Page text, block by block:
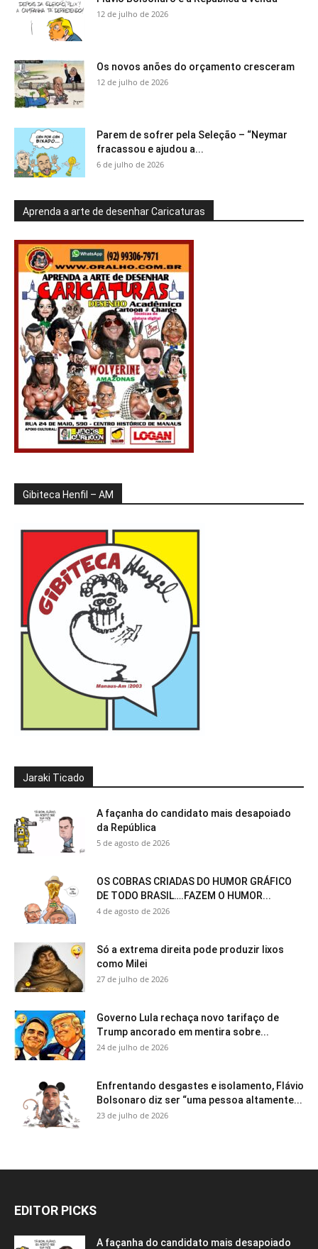
12 de julho de 2026
Os novos anões do orçamento cresceram
12 de julho de 2026
Parem de sofrer pela Seleção – “Neymar
fracassou e ajudou a...
6 de julho de 2026
Aprenda a arte de desenhar Caricaturas
Gibiteca Henfil – AM
Jaraki Ticado
A façanha do candidato mais desapoiado
da República
5 de agosto de 2026
OS COBRAS CRIADAS DO HUMOR GRÁFICO
DE TODO BRASIL….FAZEM O HUMOR...
4 de agosto de 2026
Só a extrema direita pode produzir lixos
como Milei
27 de julho de 2026
Governo Lula rechaça novo tarifaço de
Trump ancorado em mentira sobre...
24 de julho de 2026
Enfrentando desgastes e isolamento, Flávio
Bolsonaro diz ser “uma pessoa altamente...
23 de julho de 2026
EDITOR PICKS
A façanha do candidato mais desapoiado